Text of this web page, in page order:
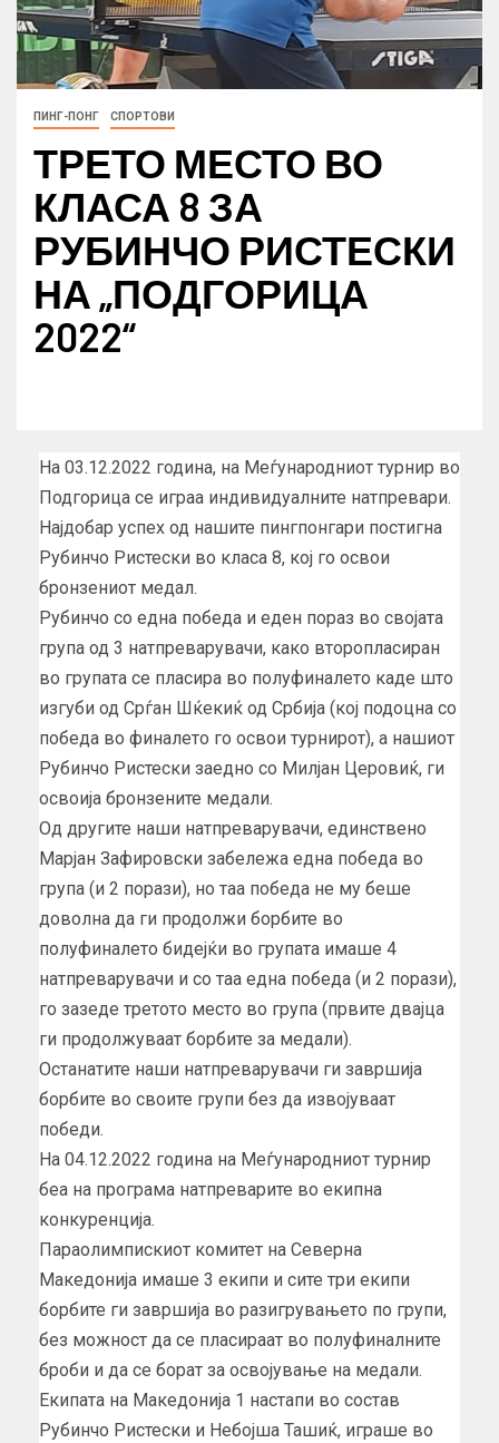
ПИНГ-ПОНГ СПОРТОВИ
ТРЕТО МЕСТО ВО
КЛАСА 8 ЗА
РУБИНЧО РИСТЕСКИ
НА „ПОДГОРИЦА
2022“
На 03.12.2022 година, на Меѓународниот турнир во
Подгорица се играа индивидуалните натпревари.
Најдобар успех од нашите пингпонгари постигна
Рубинчо Ристески во класа 8, кој го освои
бронзениот медал.
Рубинчо со една победа и еден пораз во својата
група од 3 натпреварувачи, како второпласиран
во групата се пласира во полуфиналето каде што
изгуби од Срѓан Шќекиќ од Србија (кој подоцна со
победа во финалето го освои турнирот), а нашиот
Рубинчо Ристески заедно со Милјан Церовиќ, ги
освоија бронзените медали.
Од другите наши натпреварувачи, единствено
Марјан Зафировски забележа една победа во
група (и 2 порази), но таа победа не му беше
доволна да ги продолжи борбите во
полуфиналето бидејќи во групата имаше 4
натпреварувачи и со таа една победа (и 2 порази),
го зазеде третото место во група (првите двајца
ги продолжуваат борбите за медали).
Останатите наши натпреварувачи ги завршија
борбите во своите групи без да извојуваат
победи.
На 04.12.2022 година на Меѓународниот турнир
беа на програма натпреварите во екипна
конкуренција.
Параолимпискиот комитет на Северна
Македонија имаше 3 екипи и сите три екипи
борбите ги завршија во разигрувањето по групи,
без можност да се пласираат во полуфиналните
броби и да се борат за освојување на медали.
Екипата на Македонија 1 настапи во состав
Рубинчо Ристески и Небојша Ташиќ, играше во